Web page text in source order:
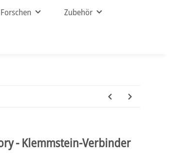
Zubehör
- Klemmstein-Verbinder